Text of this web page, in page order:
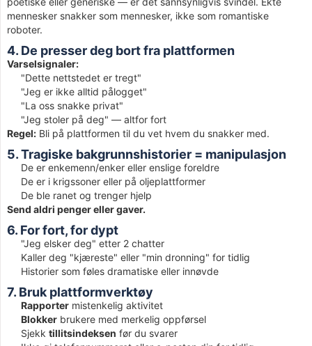
mennesker snakker som mennesker, ikke som romantiske
roboter.
4. De presser deg bort fra plattformen
Varselsignaler:
"Dette nettstedet er tregt"
"Jeg er ikke alltid pålogget"
"La oss snakke privat"
"Jeg stoler på deg" — altfor fort
Regel: Bli på plattformen til du vet hvem du snakker med.
5. Tragiske bakgrunnshistorier = manipulasjon
De er enkemenn/enker eller enslige foreldre
De er i krigssoner eller på oljeplattformer
De ble ranet og trenger hjelp
Send aldri penger eller gaver.
6. For fort, for dypt
"Jeg elsker deg" etter 2 chatter
Kaller deg "kjæreste" eller "min dronning" for tidlig
Historier som føles dramatiske eller innøvde
7. Bruk plattformverktøy
Rapporter mistenkelig aktivitet
Blokker brukere med merkelig oppførsel
Sjekk tillitsindeksen før du svarer